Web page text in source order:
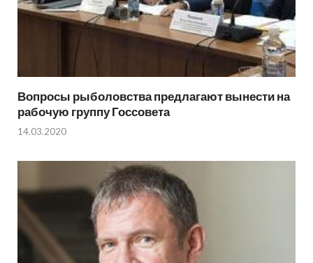
Вопросы рыболовства предлагают вынести на
рабочую группу Госсовета
14.03.2020